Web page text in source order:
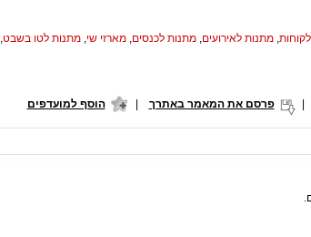
, מתנות לאירועים, מתנות לכנסים, מארזי שי, מתנות לטו בשבט,
פרסם את המאמר באתרך | הוסף למועדפים